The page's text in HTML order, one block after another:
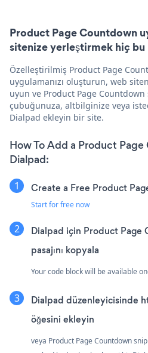
Product Page Countdown
sitenize yerleştirmek hiç bu
Özelleştirilmiş Product Page
uygulamanızı oluşturun, web
uyun ve Product Page Countdown
çubuğunuza, altbilginize veya
Dialpad ekleyin bir site.
How To Add a Product
Dialpad:
Create a Free Product
Start for free now
Dialpad için Product Page
pasajını kopyala
Your code block will be available
Dialpad düzenleyicisinde
öğesini ekleyin
veya Product Page Countdown